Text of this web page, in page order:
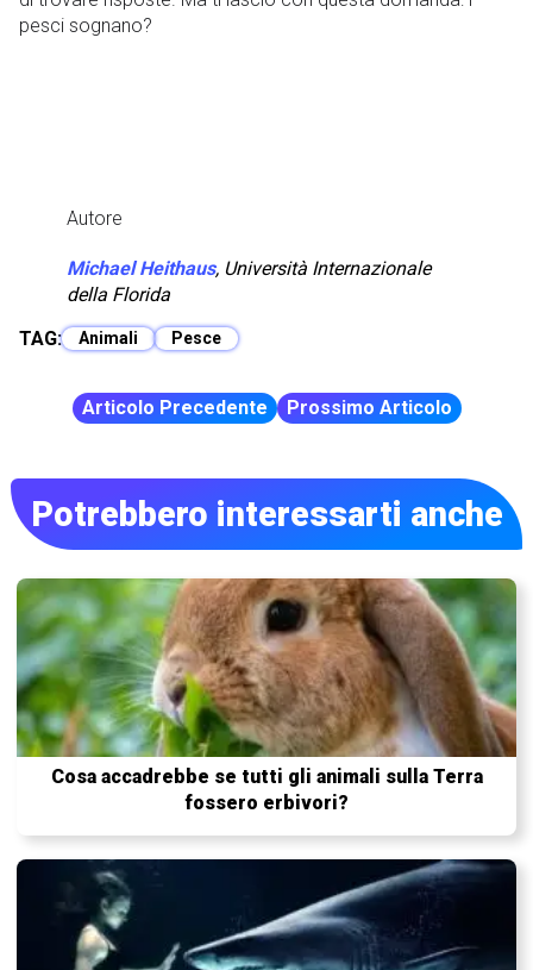
pesci sognano?
Autore
Michael Heithaus, Università Internazionale
della Florida
TAG:
Animali Pesce
Articolo Precedente Prossimo Articolo
Potrebbero interessarti anche
Cosa accadrebbe se tutti gli animali sulla Terra
fossero erbivori?